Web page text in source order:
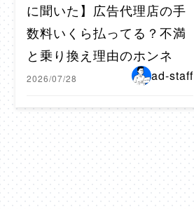
に聞いた】広告代理店の手
数料いくら払ってる？不満
と乗り換え理由のホンネ
2026/07/28 ad-staff